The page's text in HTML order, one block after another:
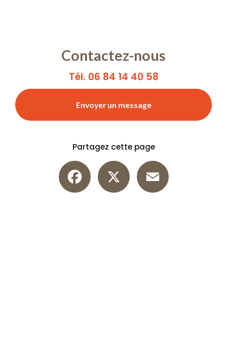
Contactez-nous
Tél. 06 84 14 40 58
Envoyer un message
Partagez cette page
Facebook